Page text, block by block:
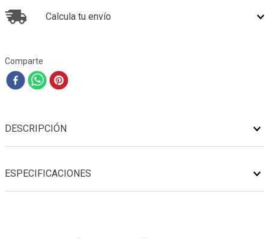
Calcula tu envío
Comparte
DESCRIPCIÓN
ESPECIFICACIONES